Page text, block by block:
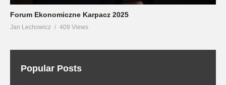
Forum Ekonomiczne Karpacz 2025
Jan Lechowicz 409 Views
Popular Posts